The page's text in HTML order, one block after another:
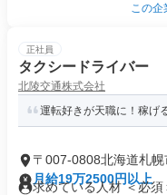
この企
正社員
タクシードライバー
北陵交通株式会社
運転好きが天職に！稼げ
〒007-0808北海道札
月給19万2500円以上
求めている人材 ＜必